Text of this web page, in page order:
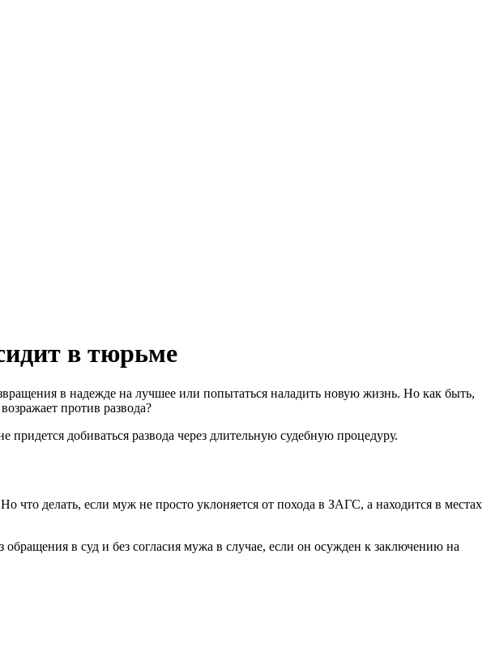
в тюрьме
в надежде на лучшее или попытаться наладить новую жизнь. Но как быть,
против развода?
добиваться развода через длительную судебную процедуру.
что делать, если муж не просто уклоняется от похода в ЗАГС, а находится в местах
обращения в суд и без согласия мужа в случае, если он осужден к заключению на